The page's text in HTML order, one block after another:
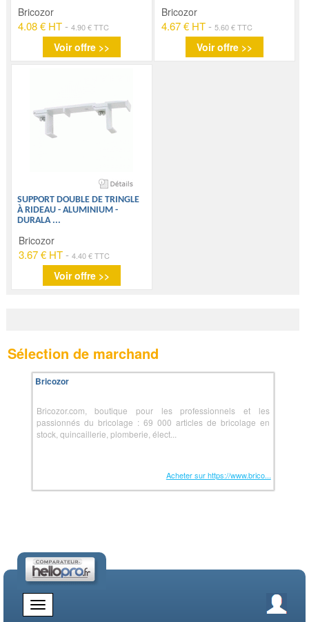
Bricozor
4.08 € HT -4.90 € TTC
Voir offre >>
Bricozor
4.67 € HT- 5.60 € TTC
Voir offre >>
SUPPORT DOUBLE DE TRINGLE
À RIDEAU - ALUMINIUM -
DURALA ...
Bricozor
3.67 € HT - 4.40 € TTC
Voir offre >>
Sélection de marchand
Bricozor
Bricozor.com, boutique pour les professionnels et les
passionnés du bricolage : 69 000 articles de bricolage en
stock, quincaillerie, plomberie, élect...
Acheter sur https://www.brico...